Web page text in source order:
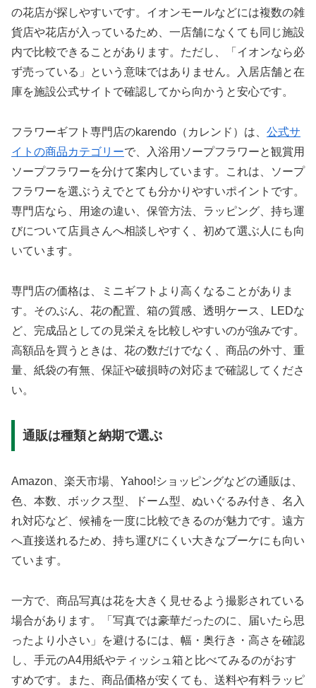
の花店が探しやすいです。イオンモールなどには複数の雑
貨店や花店が入っているため、一店舗になくても同じ施設
内で比較できることがあります。ただし、「イオンなら必
ず売っている」という意味ではありません。入居店舗と在
庫を施設公式サイトで確認してから向かうと安心です。
フラワーギフト専門店のkarendo（カレンド）は、 公式サ
イトの商品カテゴリーで、入浴用ソープフラワーと観賞用
ソープフラワーを分けて案内しています。これは、ソープ
フラワーを選ぶうえでとても分かりやすいポイントです。
専門店なら、用途の違い、保管方法、ラッピング、持ち運
びについて店員さんへ相談しやすく、初めて選ぶ人にも向
いています。
専門店の価格は、ミニギフトより高くなることがありま
す。そのぶん、花の配置、箱の質感、透明ケース、LEDな
ど、完成品としての見栄えを比較しやすいのが強みです。
高額品を買うときは、花の数だけでなく、商品の外寸、重
量、紙袋の有無、保証や破損時の対応まで確認してくださ
い。
通販は種類と納期で選ぶ
Amazon、楽天市場、Yahoo!ショッピングなどの通販は、
色、本数、ボックス型、ドーム型、ぬいぐるみ付き、名入
れ対応など、候補を一度に比較できるのが魅力です。遠方
へ直接送れるため、持ち運びにくい大きなブーケにも向い
ています。
一方で、商品写真は花を大きく見せるよう撮影されている
場合があります。「写真では豪華だったのに、届いたら思
ったより小さい」を避けるには、幅・奥行き・高さを確認
し、手元のA4用紙やティッシュ箱と比べてみるのがおす
すめです。また、商品価格が安くても、送料や有料ラッピ